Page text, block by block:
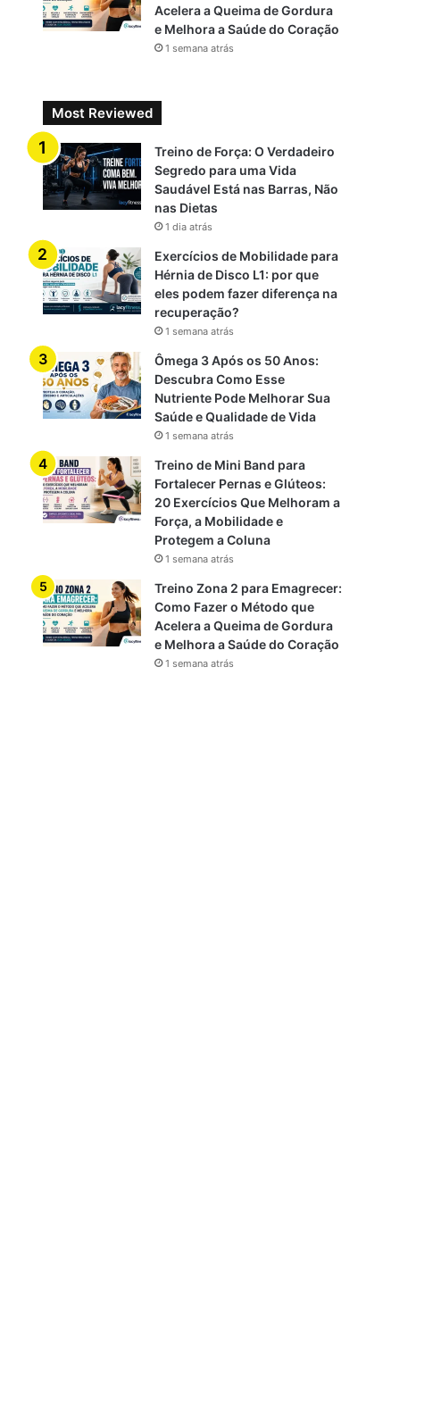
Acelera a Queima de Gordura
e Melhora a Saúde do Coração
1 semana atrás
Most Reviewed
Treino de Força: O Verdadeiro
Segredo para uma Vida
Saudável Está nas Barras, Não
nas Dietas
1 dia atrás
Exercícios de Mobilidade para
Hérnia de Disco L1: por que
eles podem fazer diferença na
recuperação?
1 semana atrás
Ômega 3 Após os 50 Anos:
Descubra Como Esse
Nutriente Pode Melhorar Sua
Saúde e Qualidade de Vida
1 semana atrás
Treino de Mini Band para
Fortalecer Pernas e Glúteos:
20 Exercícios Que Melhoram a
Força, a Mobilidade e
Protegem a Coluna
1 semana atrás
Treino Zona 2 para Emagrecer:
Como Fazer o Método que
Acelera a Queima de Gordura
e Melhora a Saúde do Coração
1 semana atrás